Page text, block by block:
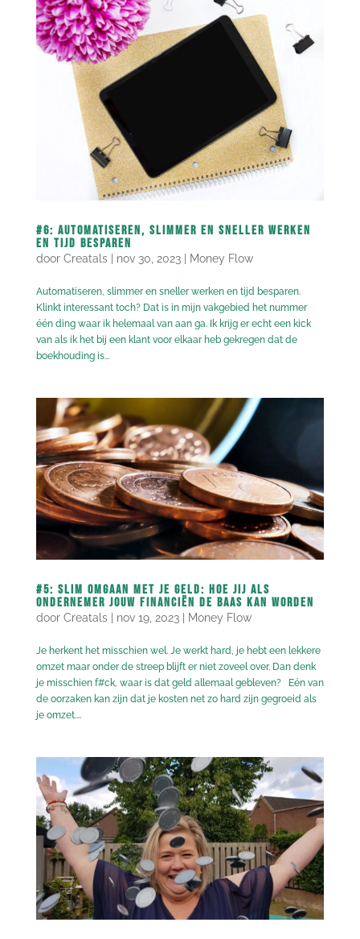
#6: Automatiseren, slimmer en sneller werken
en tijd besparen
door Creatals| nov 30, 2023| Money Flow
Automatiseren, slimmer en sneller werken en tijd besparen.
Klinkt interessant toch? Dat is in mijn vakgebied het nummer
één ding waar ik helemaal van aan ga. Ik krijg er echt een kick
van als ik het bij een klant voor elkaar heb gekregen dat de
boekhouding is...
#5: Slim omgaan met je geld: hoe jij als
ondernemer jouw financiën de baas kan worden
door Creatals| nov 19, 2023| Money Flow
Je herkent het misschien wel. Je werkt hard, je hebt een lekkere
omzet maar onder de streep blijft er niet zoveel over. Dan denk
je misschien f#ck, waar is dat geld allemaal gebleven? Eén van
de oorzaken kan zijn dat je kosten net zo hard zijn gegroeid als
je omzet....